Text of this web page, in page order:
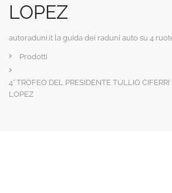
LOPEZ
autoraduni.it la guida dei raduni auto su 4
Prodotti
4° TROFEO DEL PRESIDENTE TULLIO CIFERRI
LOPEZ